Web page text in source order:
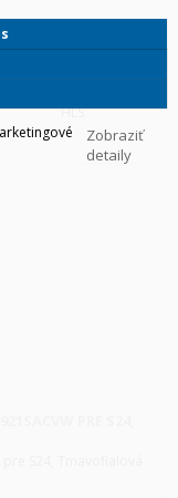
HLS
Zobraziť
detaily